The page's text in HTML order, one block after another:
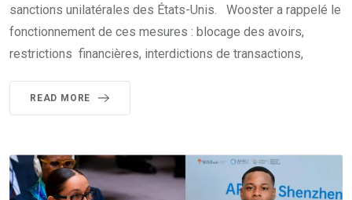
sanctions unilatérales des États-Unis. Wooster a rappelé le
fonctionnement de ces mesures : blocage des avoirs,
restrictions financières, interdictions de transactions,
READ MORE